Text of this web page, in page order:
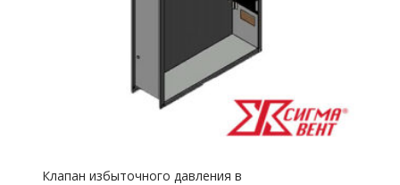
Клапан избыточного давления в